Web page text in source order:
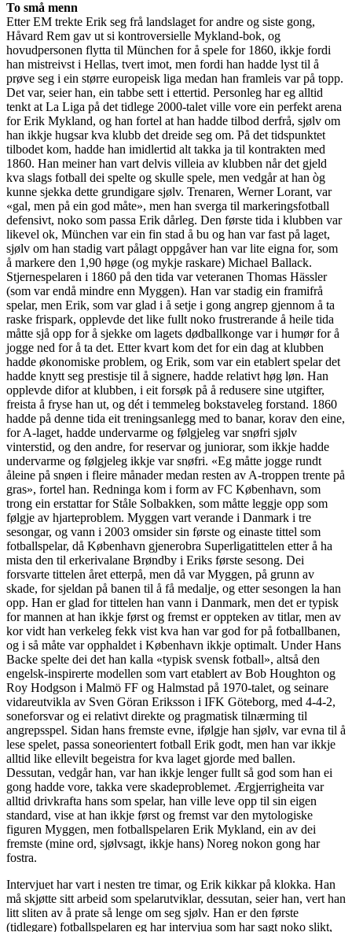
To små menn
Etter EM trekte Erik seg frå landslaget for andre og siste gong,
Håvard Rem gav ut si kontroversielle Mykland-bok, og
hovudpersonen flytta til München for å spele for 1860, ikkje fordi
han mistreivst i Hellas, tvert imot, men fordi han hadde lyst til å
prøve seg i ein større europeisk liga medan han framleis var på topp.
Det var, seier han, ein tabbe sett i ettertid. Personleg har eg alltid
tenkt at La Liga på det tidlege 2000-talet ville vore ein perfekt arena
for Erik Mykland, og han fortel at han hadde tilbod derfrå, sjølv om
han ikkje hugsar kva klubb det dreide seg om. På det tidspunktet
tilbodet kom, hadde han imidlertid alt takka ja til kontrakten med
1860. Han meiner han vart delvis villeia av klubben når det gjeld
kva slags fotball dei spelte og skulle spele, men vedgår at han òg
kunne sjekka dette grundigare sjølv. Trenaren, Werner Lorant, var
«gal, men på ein god måte», men han sverga til markeringsfotball
defensivt, noko som passa Erik dårleg. Den første tida i klubben var
likevel ok, München var ein fin stad å bu og han var fast på laget,
sjølv om han stadig vart pålagt oppgåver han var lite eigna for, som
å markere den 1,90 høge (og mykje raskare) Michael Ballack.
Stjernespelaren i 1860 på den tida var veteranen Thomas Hässler
(som var endå mindre enn Myggen). Han var stadig ein framifrå
spelar, men Erik, som var glad i å setje i gong angrep gjennom å ta
raske frispark, opplevde det like fullt noko frustrerande å heile tida
måtte sjå opp for å sjekke om lagets dødballkonge var i humør for å
jogge ned for å ta det. Etter kvart kom det for ein dag at klubben
hadde økonomiske problem, og Erik, som var ein etablert spelar det
hadde knytt seg prestisje til å signere, hadde relativt høg løn. Han
opplevde difor at klubben, i eit forsøk på å redusere sine utgifter,
freista å fryse han ut, og dét i temmeleg bokstaveleg forstand. 1860
hadde på denne tida eit treningsanlegg med to banar, korav den eine,
for A-laget, hadde undervarme og følgjeleg var snøfri sjølv
vinterstid, og den andre, for reservar og juniorar, som ikkje hadde
undervarme og følgjeleg ikkje var snøfri. «Eg måtte jogge rundt
åleine på snøen i fleire månader medan resten av A-troppen trente på
gras», fortel han. Redninga kom i form av FC København, som
trong ein erstattar for Ståle Solbakken, som måtte leggje opp som
følgje av hjarteproblem. Myggen vart verande i Danmark i tre
sesongar, og vann i 2003 omsider sin første og einaste tittel som
fotballspelar, då København gjenerobra Superligatittelen etter å ha
mista den til erkerivalane Brøndby i Eriks første sesong. Dei
forsvarte tittelen året etterpå, men då var Myggen, på grunn av
skade, for sjeldan på banen til å få medalje, og etter sesongen la han
opp. Han er glad for tittelen han vann i Danmark, men det er typisk
for mannen at han ikkje først og fremst er oppteken av titlar, men av
kor vidt han verkeleg fekk vist kva han var god for på fotballbanen,
og i så måte var opphaldet i København ikkje optimalt. Under Hans
Backe spelte dei det han kalla «typisk svensk fotball», altså den
engelsk-inspirerte modellen som vart etablert av Bob Houghton og
Roy Hodgson i Malmö FF og Halmstad på 1970-talet, og seinare
vidareutvikla av Sven Göran Eriksson i IFK Göteborg, med 4-4-2,
soneforsvar og ei relativt direkte og pragmatisk tilnærming til
angrepsspel. Sidan hans fremste evne, ifølgje han sjølv, var evna til å
lese spelet, passa soneorientert fotball Erik godt, men han var ikkje
alltid like ellevilt begeistra for kva laget gjorde med ballen.
Dessutan, vedgår han, var han ikkje lenger fullt så god som han ei
gong hadde vore, takka vere skadeproblemet. Ærgjerrigheita var
alltid drivkrafta hans som spelar, han ville leve opp til sin eigen
standard, vise at han ikkje først og fremst var den mytologiske
figuren Myggen, men fotballspelaren Erik Mykland, ein av dei
fremste (mine ord, sjølvsagt, ikkje hans) Noreg nokon gong har
fostra.
Intervjuet har vart i nesten tre timar, og Erik kikkar på klokka. Han
må skjøtte sitt arbeid som spelarutviklar, dessutan, seier han, vert han
litt sliten av å prate så lenge om seg sjølv. Han er den første
(tidlegare) fotballspelaren eg har intervjua som har sagt noko slikt,